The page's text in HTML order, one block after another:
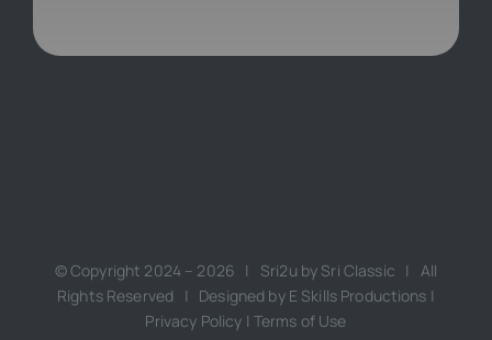
© Copyright 2024 – 2026 | Sri2u by Sri Classic | All
Rights Reserved | Designed by E Skills Productions |
Privacy Policy | Terms of Use